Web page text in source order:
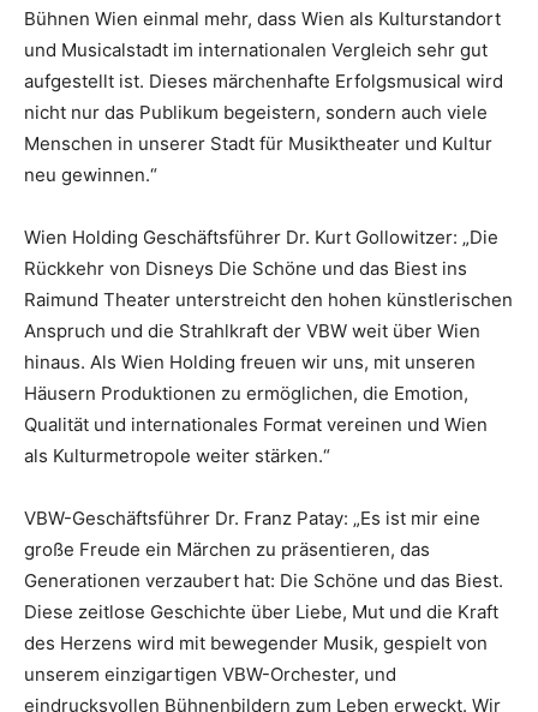
Bühnen Wien einmal mehr, dass Wien als Kulturstandort
und Musicalstadt im internationalen Vergleich sehr gut
aufgestellt ist. Dieses märchenhafte Erfolgsmusical wird
nicht nur das Publikum begeistern, sondern auch viele
Menschen in unserer Stadt für Musiktheater und Kultur
neu gewinnen.“
Wien Holding Geschäftsführer Dr. Kurt Gollowitzer: „Die
Rückkehr von Disneys Die Schöne und das Biest ins
Raimund Theater unterstreicht den hohen künstlerischen
Anspruch und die Strahlkraft der VBW weit über Wien
hinaus. Als Wien Holding freuen wir uns, mit unseren
Häusern Produktionen zu ermöglichen, die Emotion,
Qualität und internationales Format vereinen und Wien
als Kulturmetropole weiter stärken.“
VBW-Geschäftsführer Dr. Franz Patay: „Es ist mir eine
große Freude ein Märchen zu präsentieren, das
Generationen verzaubert hat: Die Schöne und das Biest.
Diese zeitlose Geschichte über Liebe, Mut und die Kraft
des Herzens wird mit bewegender Musik, gespielt von
unserem einzigartigen VBW-Orchester, und
eindrucksvollen Bühnenbildern zum Leben erweckt. Wir